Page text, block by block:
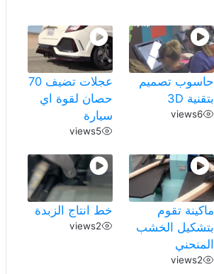
حاسوب تصميم
بتقنية 3D
6
views
عجلات تضيف 70
حصان لقوة اي
سيارة
5
views
ماكينة تقوم
بتشكيل الخشب
المنحني
2
views
خط انتاج الزبدة
2
views